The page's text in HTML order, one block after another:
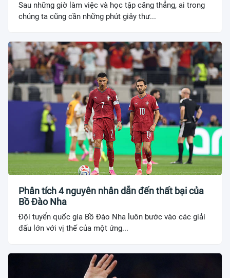
Sau những giờ làm việc và học tập căng thẳng, ai trong
chúng ta cũng cần những phút giây thư...
Phân tích 4 nguyên nhân dẫn đến thất bại của
Bồ Đào Nha
Đội tuyển quốc gia Bồ Đào Nha luôn bước vào các giải
đấu lớn với vị thế của một ứng...